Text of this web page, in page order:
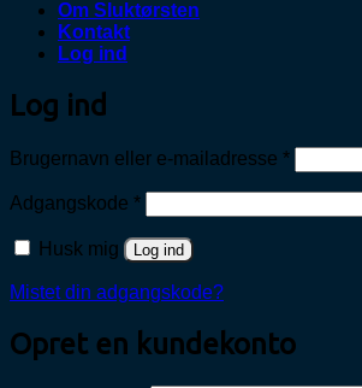
Om Sluktørsten
Kontakt
Log ind
Log ind
Brugernavn eller e-mailadresse *Påkrævet
Adgangskode *Påkrævet
Husk mig Log ind
Mistet din adgangskode?
Opret en kundekonto